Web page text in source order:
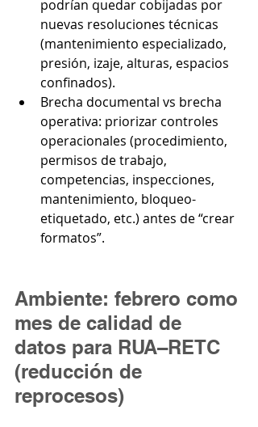
podrían quedar cobijadas por
nuevas resoluciones técnicas
(mantenimiento especializado,
presión, izaje, alturas, espacios
confinados).
Brecha documental vs brecha
operativa: priorizar controles
operacionales (procedimiento,
permisos de trabajo,
competencias, inspecciones,
mantenimiento, bloqueo-
etiquetado, etc.) antes de “crear
formatos”.
Ambiente: febrero como
mes de calidad de
datos para RUA–RETC
(reducción de
reprocesos)